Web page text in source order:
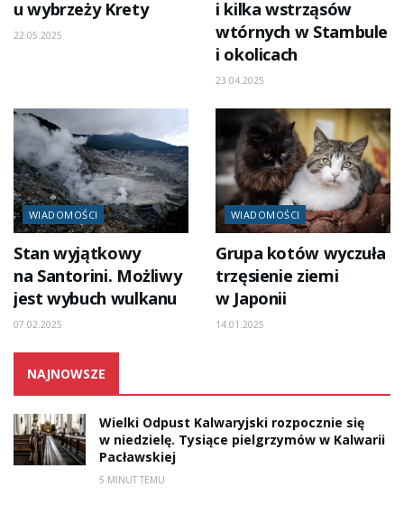
u wybrzeży Krety
22.05.2025
i kilka wstrząsów
wtórnych w Stambule
i okolicach
23.04.2025
WIADOMOŚCI
Stan wyjątkowy
na Santorini. Możliwy
jest wybuch wulkanu
07.02.2025
WIADOMOŚCI
Grupa kotów wyczuła
trzęsienie ziemi
w Japonii
14.01.2025
NAJNOWSZE
Wielki Odpust Kalwaryjski rozpocznie się
w niedzielę. Tysiące pielgrzymów w Kalwarii
Pacławskiej
5 MINUT TEMU